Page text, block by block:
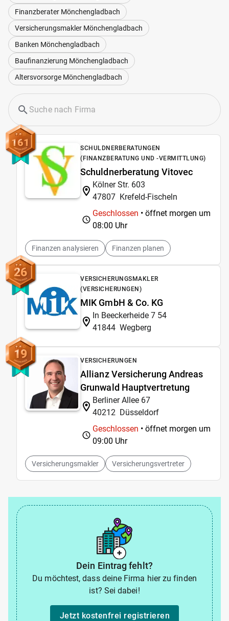
Finanzberater Mönchengladbach
Versicherungsmakler Mönchengladbach
Banken Mönchengladbach
Baufinanzierung Mönchengladbach
Altersvorsorge Mönchengladbach
161
SCHULDNERBERATUNGEN
(FINANZBERATUNG UND -VERMITTLUNG)
Schuldnerberatung Vitovec
Kölner Str. 603
47807 Krefeld-Fischeln
Geschlossen • öffnet morgen um
08:00 Uhr
Finanzen analysieren Finanzen planen
26
VERSICHERUNGSMAKLER
(VERSICHERUNGEN)
MIK GmbH & Co. KG
In Beeckerheide 7 54
41844 Wegberg
19 VERSICHERUNGEN
Allianz Versicherung Andreas
Grunwald Hauptvertretung
Berliner Allee 67
40212 Düsseldorf
Geschlossen • öffnet morgen um
09:00 Uhr
Versicherungsmakler Versicherungsvertreter
Dein Eintrag fehlt?
Du möchtest, dass deine Firma hier zu finden
ist? Sei dabei!
Jetzt kostenfrei registrieren